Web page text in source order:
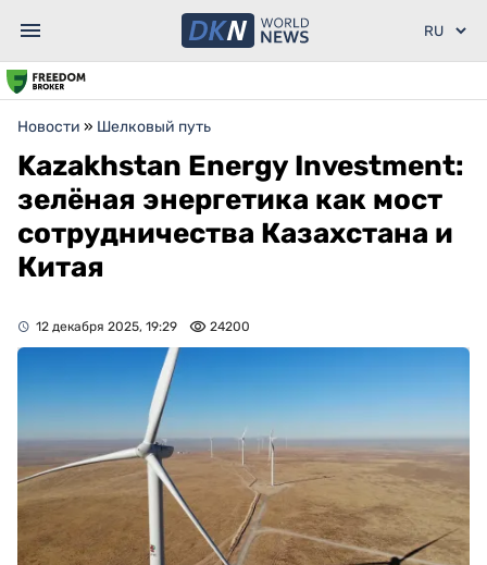
Новости » Шелковый путь
Kazakhstan Energy Investment:
зелёная энергетика как мост
сотрудничества Казахстана и
Китая
12 декабря 2025, 19:29 24200